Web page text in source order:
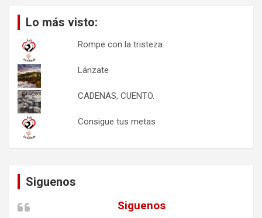
Lo más visto:
Rompe con la tristeza
Lánzate
CADENAS, CUENTO.
Consigue tus metas
Siguenos
Siguenos